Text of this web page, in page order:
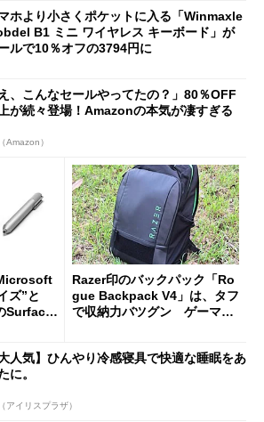
ホより小さくポケットに入る「Winmaxle
B1 ミニ ワイヤレス キーボード」が
ルで10％オフの3794円に
え、こんなセールやってたの？」80％OFF
が続々登場！Amazonの本気が凄すぎる
Amazon）
ズ”と
Surface
Razer印のバックパック「Ro
gue Backpack V4」は、タフ
で収納力バツグン ゲーマー
大人気】ひんやり冷感寝具で快適な睡眠をあ
に。
アイリスプラザ）